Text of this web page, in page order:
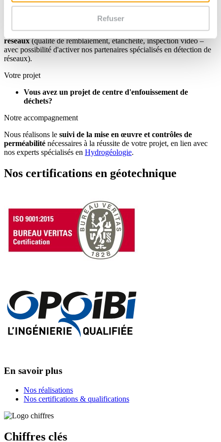
Refuser
Notre accompagnement
contrôle extérieur de mise en œuvre des
remblais, chaussées, ainsi que lecontrôle de mise en œuvre des
réseaux(qualité de remblaiement, étanchéité, inspection vidéo –
avec possibilité d'activer nos partenaires spécialisés en détection de
réseaux).
Votre projet
Vous avez un projet de centre d'enfouissement de
déchets?
Notre accompagnement
Nous réalisons le suivi de la mise en œuvre et contrôles de
perméabilité nécessaires à la réussite de votre projet, en lien avec
nos experts spécialisés en Hydrogéologie.
Nos certifications en géotechnique
En savoir plus
Nos réalisations
Nos certifications & qualifications
Chiffres clés